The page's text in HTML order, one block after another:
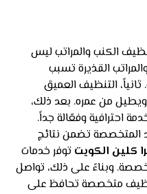
الكنب والمراتب ليس
القذيرة تسبب
التنظيف العميق
من عمره. بعد ذلك،
احترافية وفعّالة جداً.
المتخصصة تضمن نتائج
كلين الكويت توفر خدمات
وبناءً على ذلك، تواصل
متخصصة تحافظ على